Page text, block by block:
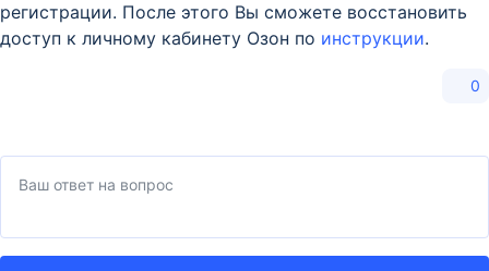
регистрации. После этого Вы сможете восстановить
доступ к личному кабинету Озон по инструкции.
0